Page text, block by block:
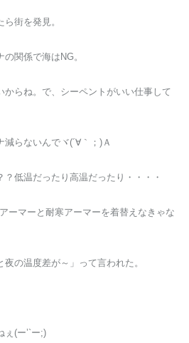
街を発見。
関係で海はNG。
からね。で、シーペントがいい仕事して
らないんでヾ(´∀｀；)Ａ
低温だったり高温だったり・・・・
ーマーと耐寒アーマーを着替えなきゃな
の温度差が～」って言われた。
ぇ(ー’`ー;)